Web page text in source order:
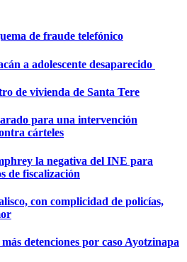
de fraude telefónico
a adolescente desaparecido
de vivienda de Santa Tere
para una intervención
cárteles
la negativa del INE para
de fiscalización
con complicidad de policías,
detenciones por caso Ayotzinapa